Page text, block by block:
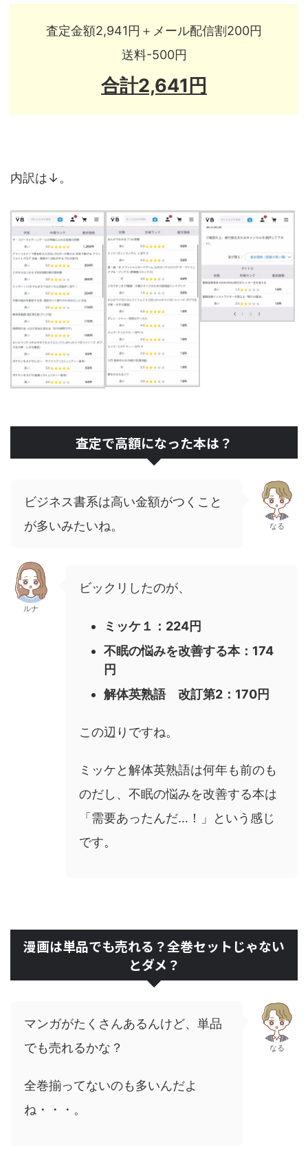
査定金額2,941円＋メール配信割200円
送料-500円
合計2,641円
内訳は↓。
査定で高額になった本は？
ビジネス書系は高い金額がつくこと
が多いみたいね。
なる
ルナ
ビックリしたのが、
ミッケ１：224円
不眠の悩みを改善する本：174
円
解体英熟語 改訂第2：170円
この辺りですね。
ミッケと解体英熟語は何年も前のも
のだし、不眠の悩みを改善する本は
「需要あったんだ…！」という感じ
です。
漫画は単品でも売れる？全巻セットじゃない
とダメ？
マンガがたくさんあるんけど、単品
でも売れるかな？
全巻揃ってないのも多いんだよ
ね・・・。
なる